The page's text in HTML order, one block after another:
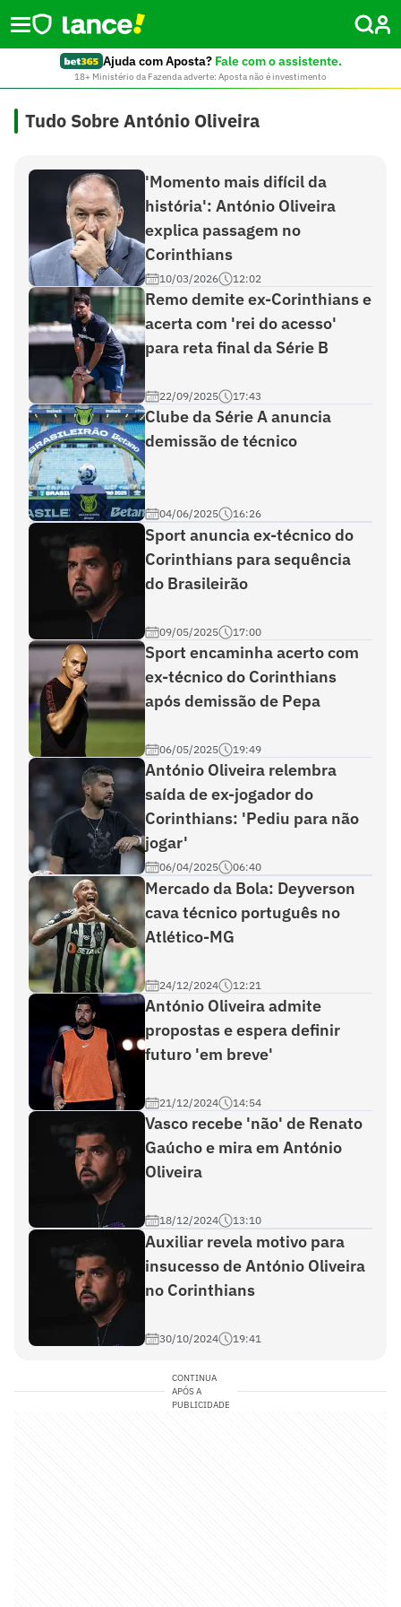
Ajuda com Aposta? Fale com o assistente.
18+ Ministério da Fazenda adverte: Aposta não é investimento
Tudo Sobre António Oliveira
'Momento mais difícil da
história': António Oliveira
explica passagem no
Corinthians
10/03/2026 12:02
Remo demite ex-Corinthians e
acerta com 'rei do acesso'
para reta final da Série B
22/09/2025 17:43
Clube da Série A anuncia
demissão de técnico
04/06/2025 16:26
Sport anuncia ex-técnico do
Corinthians para sequência
do Brasileirão
09/05/2025 17:00
Sport encaminha acerto com
ex-técnico do Corinthians
após demissão de Pepa
06/05/2025 19:49
António Oliveira relembra
saída de ex-jogador do
Corinthians: 'Pediu para não
jogar'
06/04/2025 06:40
Mercado da Bola: Deyverson
cava técnico português no
Atlético-MG
24/12/2024 12:21
António Oliveira admite
propostas e espera definir
futuro 'em breve'
21/12/2024 14:54
Vasco recebe 'não' de Renato
Gaúcho e mira em António
Oliveira
18/12/2024 13:10
Auxiliar revela motivo para
insucesso de António Oliveira
no Corinthians
30/10/2024 19:41
CONTINUA
APÓS A
PUBLICIDADE